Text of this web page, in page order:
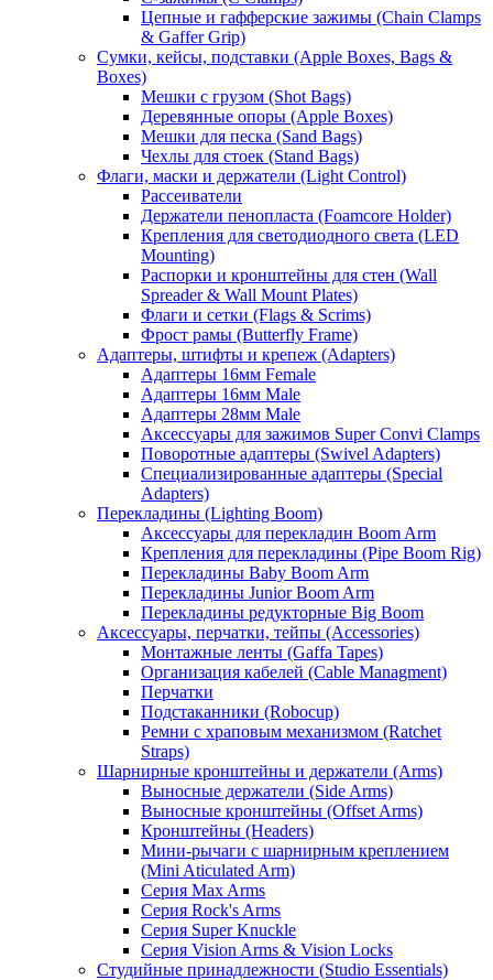
Цепные и гафферские зажимы (Chain Clamps
& Gaffer Grip)
Сумки, кейсы, подставки (Apple Boxes, Bags &
Boxes)
Мешки с грузом (Shot Bags)
Деревянные опоры (Apple Boxes)
Мешки для песка (Sand Bags)
Чехлы для стоек (Stand Bags)
Флаги, маски и держатели (Light Control)
Рассеиватели
Держатели пенопласта (Foamcore Holder)
Крепления для светодиодного света (LED
Mounting)
Распорки и кронштейны для стен (Wall
Spreader & Wall Mount Plates)
Флаги и сетки (Flags & Scrims)
Фрост рамы (Butterfly Frame)
Адаптеры, штифты и крепеж (Adapters)
Адаптеры 16мм Female
Адаптеры 16мм Male
Адаптеры 28мм Male
Аксессуары для зажимов Super Convi Clamps
Поворотные адаптеры (Swivel Adapters)
Специализированные адаптеры (Special
Adapters)
Перекладины (Lighting Boom)
Аксессуары для перекладин Boom Arm
Крепления для перекладины (Pipe Boom Rig)
Перекладины Baby Boom Arm
Перекладины Junior Boom Arm
Перекладины редукторные Big Boom
Аксессуары, перчатки, тейпы (Accessories)
Монтажные ленты (Gaffa Tapes)
Организация кабелей (Cable Managment)
Перчатки
Подстаканники (Robocup)
Ремни с храповым механизмом (Ratchet
Straps)
Шарнирные кронштейны и держатели (Arms)
Выносные держатели (Side Arms)
Выносные кронштейны (Offset Arms)
Кронштейны (Headers)
Мини-рычаги с шарнирным креплением
(Mini Aticulated Arm)
Серия Max Arms
Серия Rock's Arms
Серия Super Knuckle
Серия Vision Arms & Vision Locks
Студийные принадлежности (Studio Essentials)